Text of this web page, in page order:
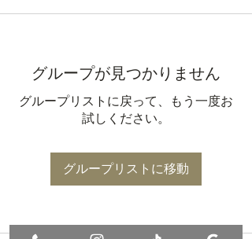
グループが見つかりません
グループリストに戻って、もう一度お
試しください。
グループリストに移動